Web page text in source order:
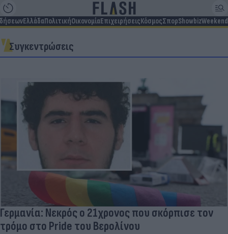
ΕλλάδαΠολιτικήΟικονομίαΕπιχειρήσειςΚόσμοςΣπορShowbizWeekend
Συγκεντρώσεις
Γερμανία: Νεκρός ο 21χρονος που σκόρπισε τον
τρόμο στο Pride του Βερολίνου